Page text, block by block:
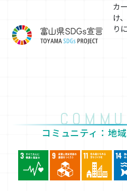
カ
け
り
コミュニティ：地